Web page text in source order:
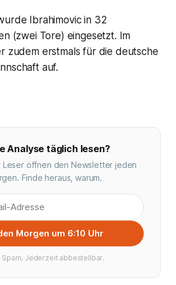
Ibrahimovic in 32
(zwei Tore) eingesetzt. Im
zudem erstmals für die deutsche
auf.
Analyse täglich lesen?
Leser öffnen den Newsletter jeden
Finde heraus, warum.
Morgen um 6:10 Uhr
Spam. Jederzeit abbestellbar.